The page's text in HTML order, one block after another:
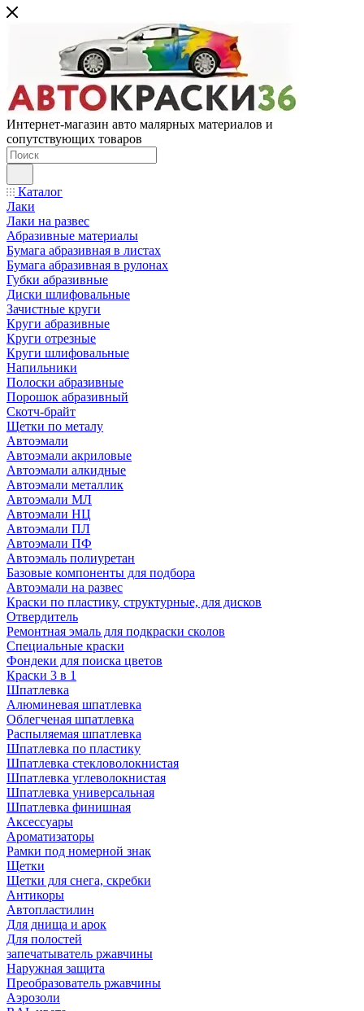
Интернет-магазин авто малярных материалов и
сопутствующих товаров
Каталог
Лаки
Лаки на развес
Абразивные материалы
Бумага абразивная в листах
Бумага абразивная в рулонах
Губки абразивные
Диски шлифовальные
Зачистные круги
Круги абразивные
Круги отрезные
Круги шлифовальные
Напильники
Полоски абразивные
Порошок абразивный
Скотч-брайт
Щетки по металу
Автоэмали
Автоэмали акриловые
Автоэмали алкидные
Автоэмали металлик
Автоэмали МЛ
Автоэмали НЦ
Автоэмали ПЛ
Автоэмали ПФ
Автоэмаль полиуретан
Базовые компоненты для подбора
Автоэмали на развес
Краски по пластику, структурные, для дисков
Отвердитель
Ремонтная эмаль для подкраски сколов
Специальные краски
Фондеки для поиска цветов
Краски 3 в 1
Шпатлевка
Алюминевая шпатлевка
Облегченая шпатлевка
Распыляемая шпатлевка
Шпатлевка по пластику
Шпатлевка стекловолокнистая
Шпатлевка углеволокнистая
Шпатлевка универсальная
Шпатлевка финишная
Аксессуары
Ароматизаторы
Рамки под номерной знак
Щетки
Щетки для снега, скребки
Антикоры
Автопластилин
Для днища и арок
Для полостей
запечатыватель ржавчины
Наружная защита
Преобразователь ржавчины
Аэрозоли